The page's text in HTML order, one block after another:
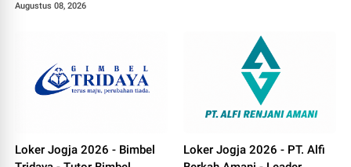
Augustus 08, 2026
Loker Jogja 2026 - Bimbel
Loker Jogja 2026 - PT. Alfi